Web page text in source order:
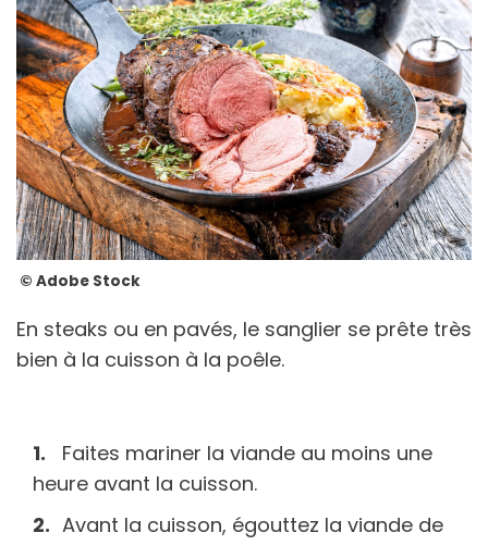
© Adobe Stock
En steaks ou en pavés, le sanglier se prête très
bien à la cuisson à la poêle.
Faites mariner la viande au moins une
heure avant la cuisson.
Avant la cuisson, égouttez la viande de